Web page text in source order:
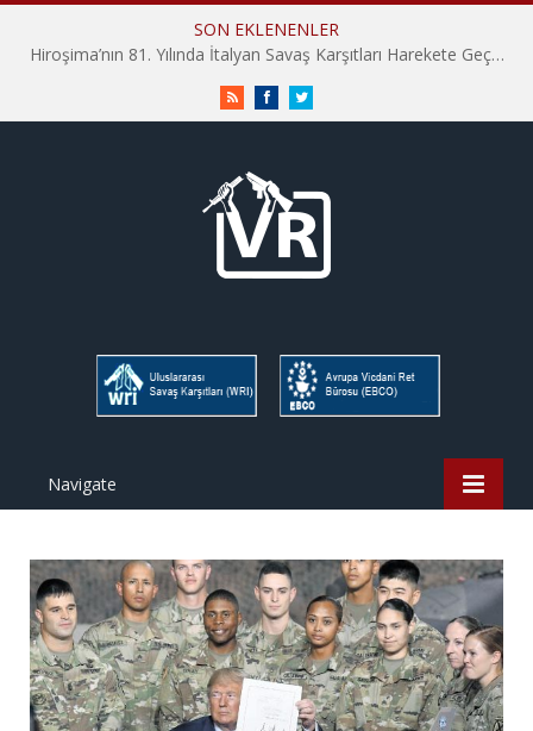
SON EKLENENLER
İHD İstanbul Şube Vicdani Ret Komisyonu: Vicdani Retçiler Olarak Destek İçin Buradayız!
RSS FacebookTwitter
Navigate